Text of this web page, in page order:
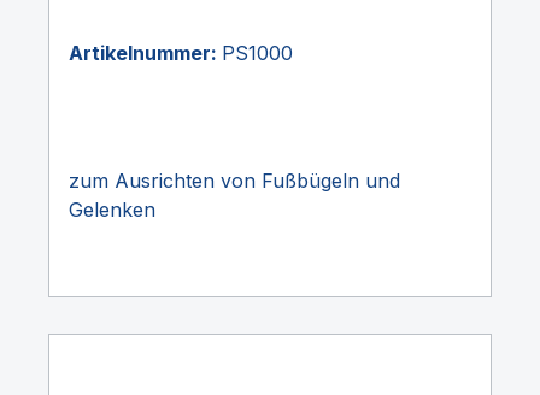
Artikelnummer: PS1000
zum Ausrichten von Fußbügeln und
Gelenken